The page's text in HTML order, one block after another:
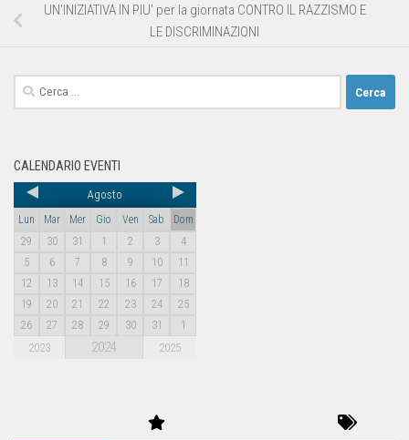
UN’INIZIATIVA IN PIU’ per la giornata CONTRO IL RAZZISMO E
LE DISCRIMINAZIONI
CALENDARIO EVENTI
Agosto
Lun Mar Mer Gio Ven Sab
Dom
29
30 31 1 2 3
4
5
6 7 8 9 10
11
12
13 14 15 16 17
18
19
20 21 22 23 24
25
26
27 28 29 30 31 1
2023 2024 2025